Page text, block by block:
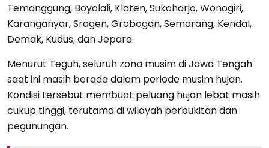
Temanggung, Boyolali, Klaten, Sukoharjo, Wonogiri,
Karanganyar, Sragen, Grobogan, Semarang, Kendal,
Demak, Kudus, dan Jepara.
Menurut Teguh, seluruh zona musim di Jawa Tengah
saat ini masih berada dalam periode musim hujan.
Kondisi tersebut membuat peluang hujan lebat masih
cukup tinggi, terutama di wilayah perbukitan dan
pegunungan.